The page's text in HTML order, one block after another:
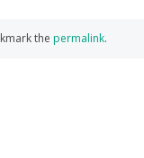
the permalink.